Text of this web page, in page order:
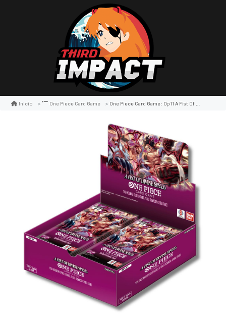
Inicio One Piece Card Game One Piece Card Game: Op11 A Fist Of Divine Speed Booster Display